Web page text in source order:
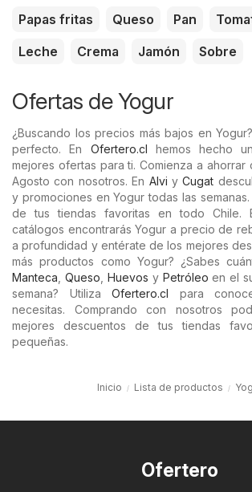
Papas fritas
Queso Pan
Leche
Crema Jamón Sobre
Ofertas de Yogur
¿Buscando los precios más bajos en
perfecto. En Ofertero.cl hemos hecho
mejores ofertas para ti. Comienza a ahorrar
Agosto con nosotros. En Alvi yCugat
y promociones en Yogur todas las
de tus tiendas favoritas en todo Chile.
catálogos encontrarás Yogur a precio de
a profundidad y entérate de los mejores
más productos como Yogur? ¿Sabes
Manteca Queso Huevos y Petróleo en el
semana? UtilizaOfertero.cl para
necesitas. Comprando con nosotros
mejores descuentos de tus tiendas
pequeñas.
Inicio Lista de productos
Ofertero